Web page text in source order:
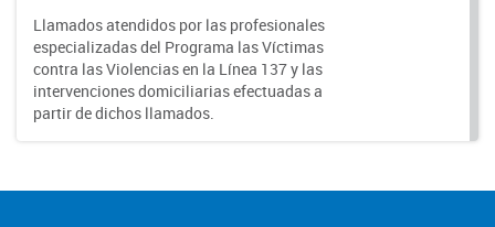
Llamados atendidos por las profesionales
especializadas del Programa las Víctimas
contra las Violencias en la Línea 137 y las
intervenciones domiciliarias efectuadas a
partir de dichos llamados.